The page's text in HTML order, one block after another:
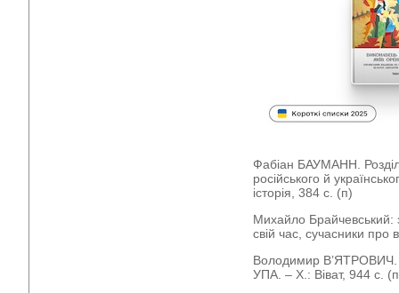
Фабіан БАУМАНН.
російського й
історія, 384 с. (п)
Михайло Брайчевський:
свій час, сучасники про
Володимир В’ЯТРОВИЧ.
УПА. – Х.: Віват, 944 с.